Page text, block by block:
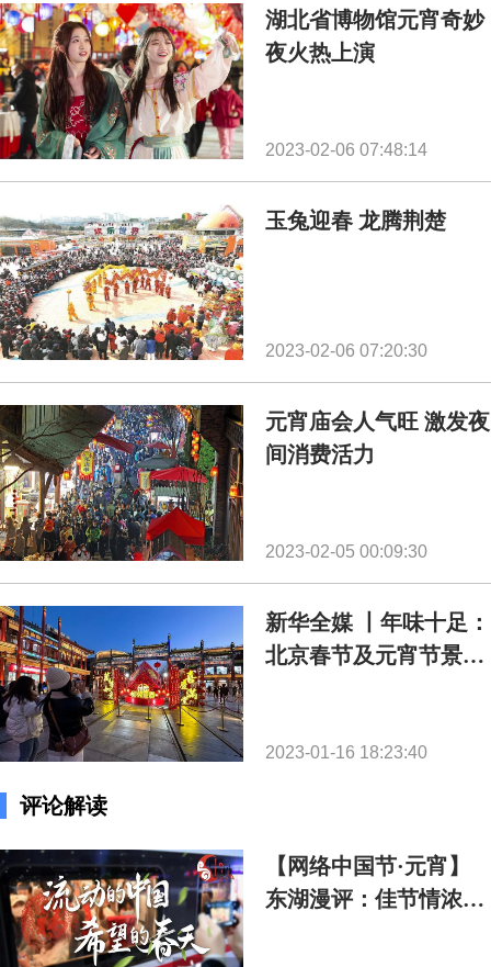
湖北省博物馆元宵奇妙
夜火热上演
2023-02-06 07:48:14
玉兔迎春 龙腾荆楚
2023-02-06 07:20:30
元宵庙会人气旺 激发夜
间消费活力
2023-02-05 00:09:30
新华全媒 丨年味十足：
北京春节及元宵节景观
2023-01-16 18:23:40
评论解读
【网络中国节·元宵】
东湖漫评：佳节情浓，